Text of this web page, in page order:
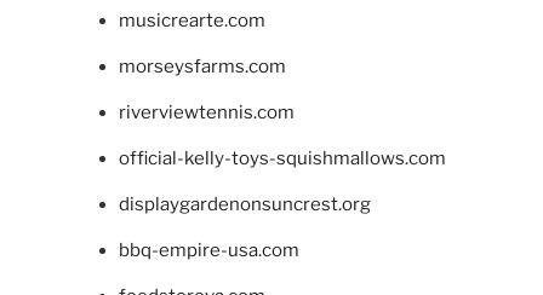
musicrearte.com
morseysfarms.com
riverviewtennis.com
official-kelly-toys-squishmallows.com
displaygardenonsuncrest.org
bbq-empire-usa.com